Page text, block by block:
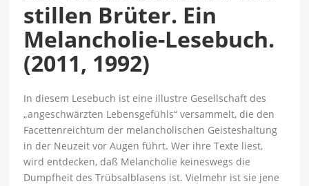
stillen Brüter. Ein
Melancholie-Lesebuch.
(2011, 1992)
In diesem Lesebuch ist eine illustre Gesellschaft des
„angeschwärzten Lebensgefühls“ versammelt, die den
Facettenreichtum der melancholischen Geisteshaltung
in der Neuzeit vor Augen führt. Wer ihre Texte liest,
wird entdecken, daß Melancholie keineswegs die
Dumpfheit des Trübsalblasens ist. Vielmehr ist sie jene